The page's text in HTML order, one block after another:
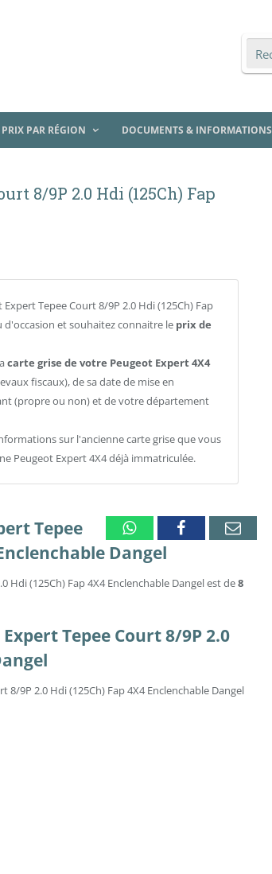
PRIX PAR RÉGION DOCUMENTS & INFORMATIONS
8/9P 2.0 Hdi (125Ch) Fap
Tepee Court 8/9P 2.0 Hdi (125Ch) Fap
d'occasion et souhaitez connaitre le prix de
carte grise de votre Peugeot Expert 4X4
fiscaux), de sa date de mise en
(propre ou non) et de votre département
sur l'ancienne carte grise que vous
Peugeot Expert 4X4 déjà immatriculée.
WhatsappFacebookEmail
Tepee
Dangel
Hdi (125Ch) Fap 4X4 Enclenchable Dangel est de8
Tepee Court 8/9P 2.0
9P 2.0 Hdi (125Ch) Fap 4X4 Enclenchable Dangel